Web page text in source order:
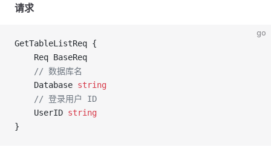
请求
go
GetTableListReq {
	Req BaseReq
	// 数据库名
	Database
string
	// 登录用户 ID
	UserID
string
}